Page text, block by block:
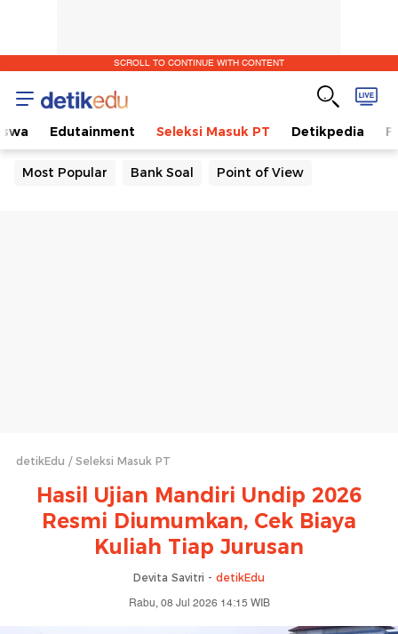
SCROLL TO CONTINUE WITH CONTENT
Edutainment Seleksi Masuk PT Detikpedia
Most Popular Bank Soal Point of View
detikEdu Seleksi Masuk PT
Hasil Ujian Mandiri Undip 2026
Resmi Diumumkan, Cek Biaya
Kuliah Tiap Jurusan
Devita Savitri - detikEdu
Rabu, 08 Jul 2026 14:15 WIB